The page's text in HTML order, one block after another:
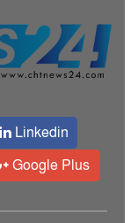
Linkedin
Google Plus